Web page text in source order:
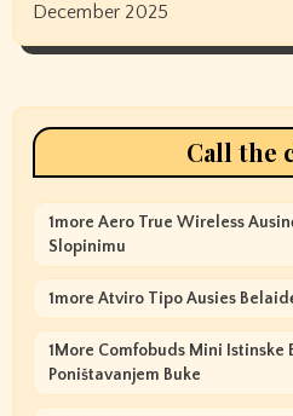
December 2025
Call the
1more Aero True Wireless
Slopinimu
1more Atviro Tipo Ausies
1More Comfobuds Mini Istinske
Poništavanjem Buke